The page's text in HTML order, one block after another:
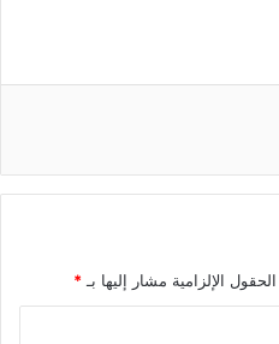
الحقول الإلزامية مشار إليها بـ *